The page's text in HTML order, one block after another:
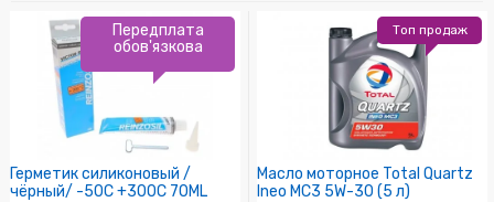
Герметик силиконовый /
чёрный/ -50C +300C 70ML
Передплата
обов'язкова
Масло моторное Total Quartz
Ineo MC3 5W-30 (5 л)
Топ продаж